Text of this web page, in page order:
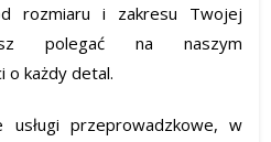
rozmiaru i zakresu Twojej
polegać na naszym
o każdy detal.
usługi przeprowadzkowe, w